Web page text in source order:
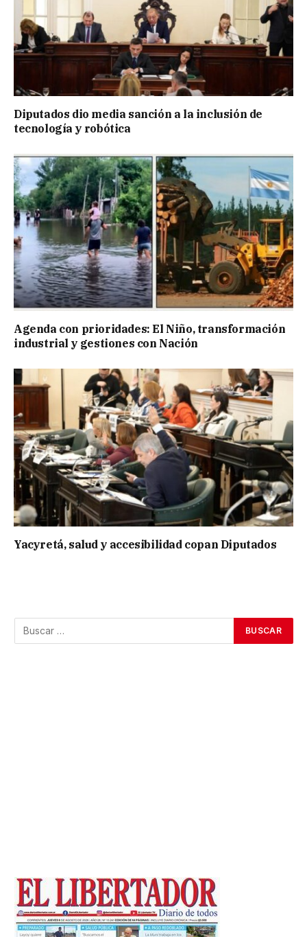
Diputados dio media sanción a la inclusión de
tecnología y robótica
Agenda con prioridades: El Niño, transformación
industrial y gestiones con Nación
Yacyretá, salud y accesibilidad copan Diputados